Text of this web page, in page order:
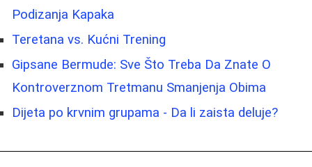
Podizanja Kapaka
Teretana vs. Kućni Trening
Gipsane Bermude: Sve Što Treba Da Znate O
Kontroverznom Tretmanu Smanjenja Obima
Dijeta po krvnim grupama - Da li zaista deluje?